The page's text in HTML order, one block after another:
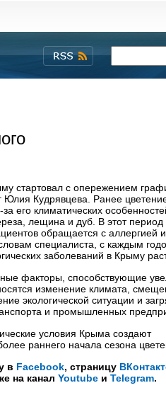
стартовал с опережением
Юлия Кудрявцева. Ранее
его климатических
лещина и дуб. В этот период
обращается с аллергией
специалиста, с каждым
заболеваний в Крыму
факторы, способствующие
изменение климата,
экологической ситуации и
и промышленных
условия Крыма создают
раннего начала сезона
в Facebook, страницу
на канал Youtube и Telegram.